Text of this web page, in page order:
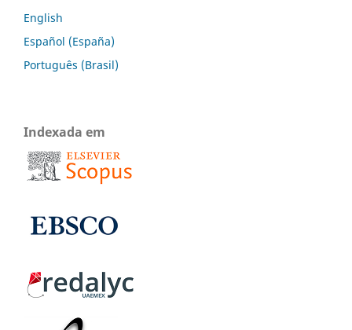
English
Español (España)
Português (Brasil)
Indexada em